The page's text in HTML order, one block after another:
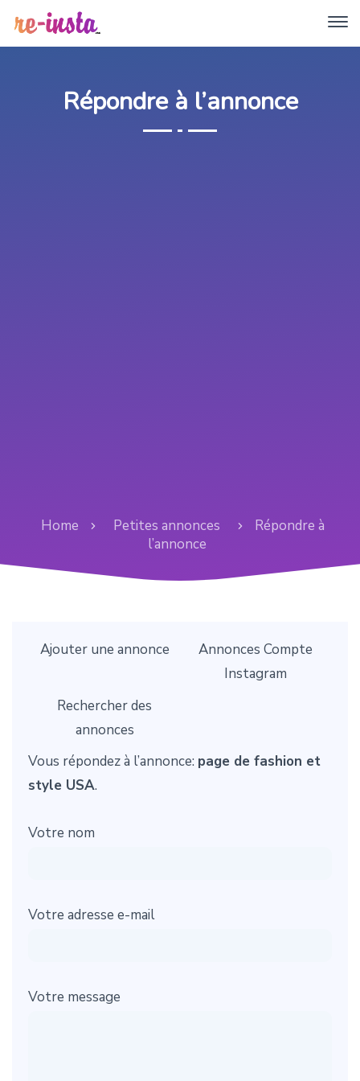
Répondre à l’annonce
Home Petites annonces
Répondre à
l’annonce
Ajouter une annonce
Annonces Compte
Instagram
Rechercher des
annonces
Vous répondez à l’annonce: page de fashion et
style USA.
Votre nom
Votre adresse e-mail
Votre message